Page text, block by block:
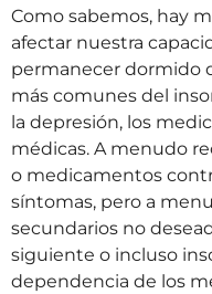
Como sabemos, hay
afectar nuestra
permanecer dormido
más comunes del
la depresión, los
médicas. A menudo
o medicamentos
síntomas, pero a
secundarios no
siguiente o incluso
dependencia de los